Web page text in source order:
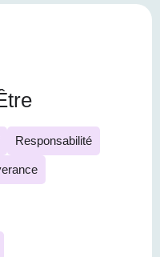
Responsabilité